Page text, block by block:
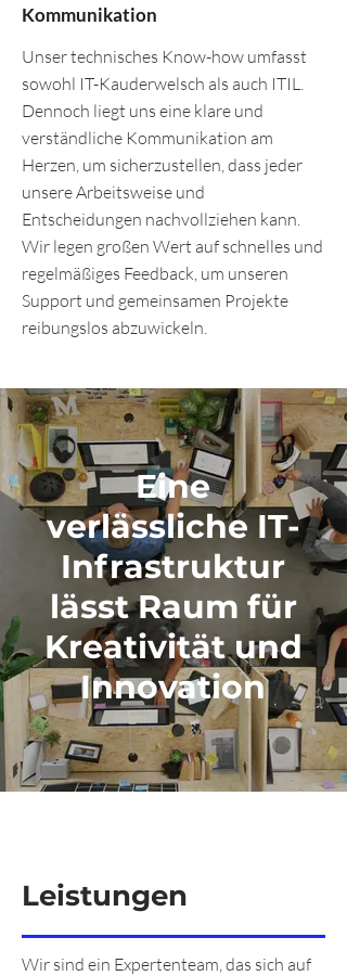
Kommunikation
Unser technisches Know-how umfasst
sowohl IT-Kauderwelsch als auch ITIL.
Dennoch liegt uns eine klare und
verständliche Kommunikation am
Herzen, um sicherzustellen, dass jeder
unsere Arbeitsweise und
Entscheidungen nachvollziehen kann.
Wir legen großen Wert auf schnelles und
regelmäßiges Feedback, um unseren
Support und gemeinsamen Projekte
reibungslos abzuwickeln.
Eine
verlässliche IT-
Infrastruktur
lässt Raum für
Kreativität und
Innovation
Leistungen
Wir sind ein Expertenteam, das sich auf